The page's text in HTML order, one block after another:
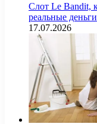
Слот Le Bandit,
реальные деньги
17.07.2026